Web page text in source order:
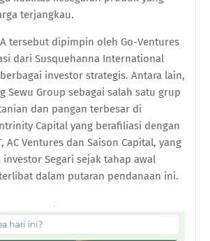
terjangkau.
tersebut dipimpin oleh Go-Ventures
dari Susquehanna International
investor strategis. Antara lain,
Sewu Group sebagai salah satu grup
dan pangan terbesar di
Capital yang berafiliasi dengan
AC Ventures dan Saison Capital, yang
Segari sejak tahap awal
dalam putaran pendanaan ini.